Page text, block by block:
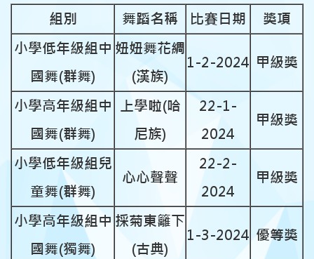
組別
舞蹈名稱 比賽日期
獎項
小學低年級組中
國舞(群舞)
妞妞舞花綢
(漢族)
1-2-2024 甲級獎
小學高年級組中
國舞(群舞)
上學啦(哈
尼族)
22-1-
2024
甲級獎
小學低年級組兒
童舞(群舞)
心心聲聲
22-2-
2024
甲級獎
小學高年級組中
國舞(獨舞)
採菊東籬下
(古典)
1-3-2024 優等獎